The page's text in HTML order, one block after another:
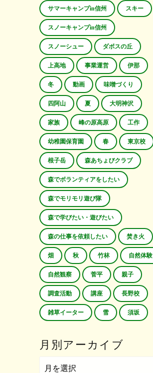
サマーキャンプin信州 スキー
スノーキャンプin信州
スノーシュー ダボスの丘
上高地 事業運営 伊那
冬 動画 味噌づくり
四阿山 夏 大明神沢
家族 峰の原高原 工作
幼稚園保育園 春 東京校
根子岳 森あちょびクラブ
森でボランティアをしたい
森でモリモリ遊び隊
森で学びたい・遊びたい
森の仕事を依頼したい 焚き火
畑 秋 竹林 自然体験
自然観察 菅平 親子
調査活動 講座 長野校
雑草イーター 雪 須坂
月別アーカイブ